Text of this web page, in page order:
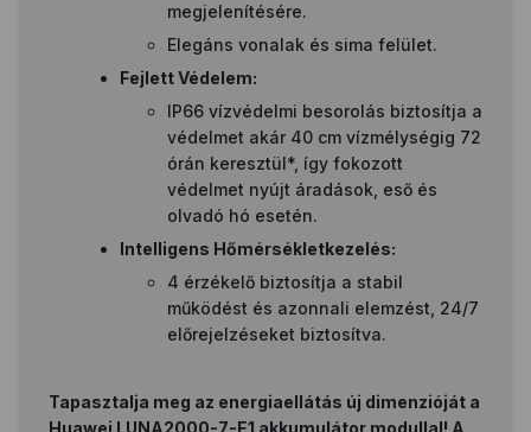
megjelenítésére.
Elegáns vonalak és sima felület.
Fejlett Védelem:
IP66 vízvédelmi besorolás biztosítja a
védelmet akár 40 cm vízmélységig 72
órán keresztül*, így fokozott
védelmet nyújt áradások, eső és
olvadó hó esetén.
Intelligens Hőmérsékletkezelés:
4 érzékelő biztosítja a stabil
működést és azonnali elemzést, 24/7
előrejelzéseket biztosítva.
Tapasztalja meg az energiaellátás új dimenzióját a